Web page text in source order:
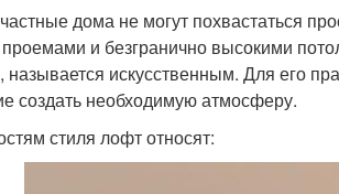
дома не могут похвастаться
и безгранично высокими
искусственным. Для его
создать необходимую атмосферу.
стиля лофт относят: